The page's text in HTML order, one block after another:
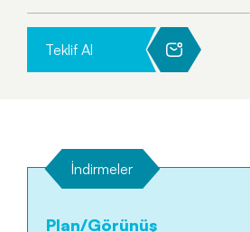
Teklif Al
İndirmeler
Plan/Görünüş